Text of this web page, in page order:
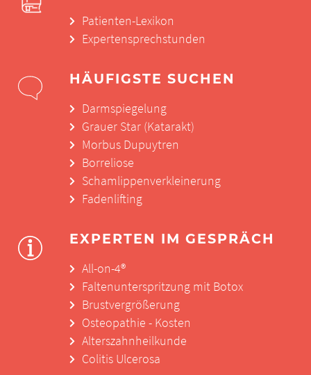
Patienten-Lexikon
Expertensprechstunden
HÄUFIGSTE SUCHEN
Darmspiegelung
Grauer Star (Katarakt)
Morbus Dupuytren
Borreliose
Schamlippenverkleinerung
Fadenlifting
EXPERTEN IM GESPRÄCH
All-on-4®
Faltenunterspritzung mit Botox
Brustvergrößerung
Osteopathie - Kosten
Alterszahnheilkunde
Colitis Ulcerosa